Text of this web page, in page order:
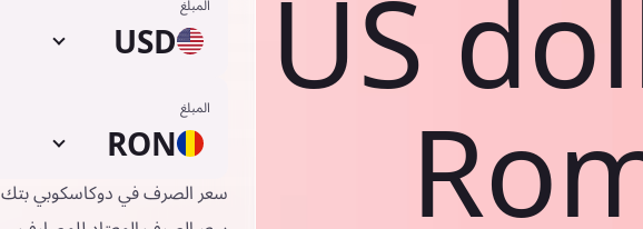
US المبلغ
USD
المبلغ
RON
سعر الصرف في دوكاسكوبي بتك